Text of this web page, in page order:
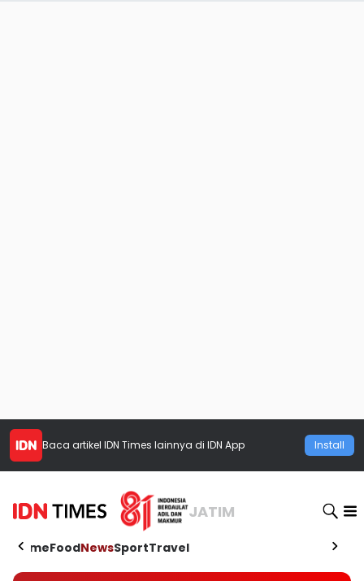
Baca artikel IDN Times lainnya di IDN App Install
JATIM
HomeFoodNewsSportTravel